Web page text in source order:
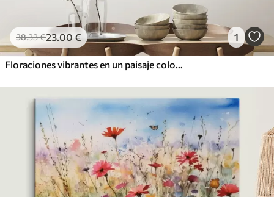
38.33€23.00 € 1
Floraciones vibrantes en un paisaje colorido